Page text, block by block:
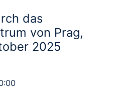
das
von Prag,
2025